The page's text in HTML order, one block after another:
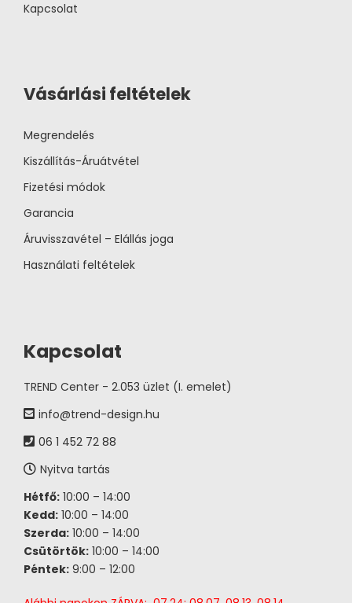
Kapcsolat
Vásárlási feltételek
Megrendelés
Kiszállítás-Áruátvétel
Fizetési módok
Garancia
Áruvisszavétel – Elállás joga
Használati feltételek
Kapcsolat
TREND Center - 2.053 üzlet (I. emelet)
info@trend-design.hu
06 1 452 72 88
Nyitva tartás
Hétfő: 10:00 – 14:00
Kedd: 10:00 – 14:00
Szerda: 10:00 – 14:00
Csütörtök: 10:00 – 14:00
Péntek: 9:00 – 12:00